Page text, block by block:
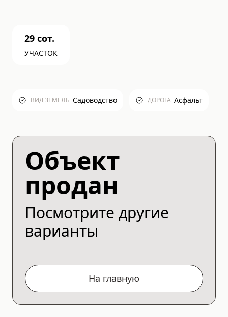
29 сот.
УЧАСТОК
ВИД ЗЕМЕЛЬ Садоводство ДОРОГА Асфальт
Объект
продан
Посмотрите другие
варианты
На главную